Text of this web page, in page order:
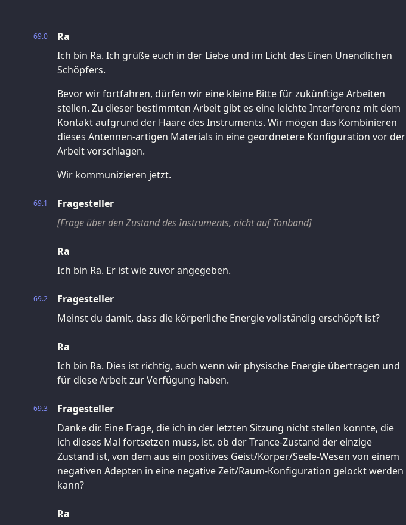
69.0
Ra
Ich bin Ra. Ich grüße euch in der Liebe und im Licht des Einen Unendlichen
Schöpfers.
Bevor wir fortfahren, dürfen wir eine kleine Bitte für zukünftige Arbeiten
stellen. Zu dieser bestimmten Arbeit gibt es eine leichte Interferenz mit dem
Kontakt aufgrund der Haare des Instruments. Wir mögen das Kombinieren
dieses Antennen-artigen Materials in eine geordnetere Konfiguration vor der
Arbeit vorschlagen.
Wir kommunizieren jetzt.
69.1
Fragesteller
[Frage über den Zustand des Instruments, nicht auf Tonband]
Ra
Ich bin Ra. Er ist wie zuvor angegeben.
69.2
Fragesteller
Meinst du damit, dass die körperliche Energie vollständig erschöpft ist?
Ra
Ich bin Ra. Dies ist richtig, auch wenn wir physische Energie übertragen und
für diese Arbeit zur Verfügung haben.
69.3
Fragesteller
Danke dir. Eine Frage, die ich in der letzten Sitzung nicht stellen konnte, die
ich dieses Mal fortsetzen muss, ist, ob der Trance-Zustand der einzige
Zustand ist, von dem aus ein positives Geist/Körper/Seele-Wesen von einem
negativen Adepten in eine negative Zeit/Raum-Konfiguration gelockt werden
kann?
Ra